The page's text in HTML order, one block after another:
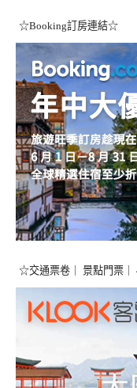
☆Booking訂房連結☆
☆交通票卷｜ 景點門票